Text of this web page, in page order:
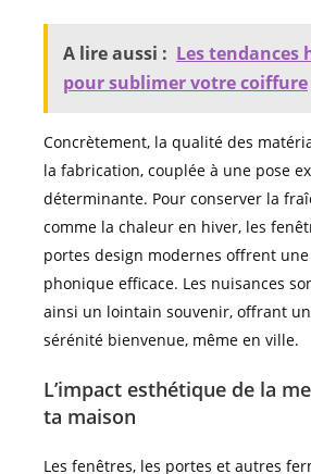
A lire aussi : Les tendances
pour sublimer votre coiffure
Concrètement, la qualité des
la fabrication, couplée à une pose
déterminante. Pour conserver la
comme la chaleur en hiver, les
portes design modernes offrent
phonique efficace. Les nuisances
ainsi un lointain souvenir, offrant
sérénité bienvenue, même en ville.
L’impact esthétique de la
ta maison
Les fenêtres, les portes et autres